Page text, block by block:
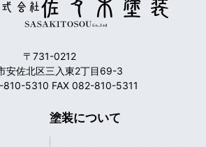
〒731-0212
安佐北区三入東2丁目69-3
810-5310 FAX 082-810-5311
塗装について